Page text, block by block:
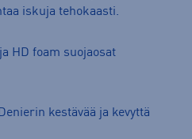
iskuja tehokaasti.
HD foam suojaosat
kestävää ja kevyttä